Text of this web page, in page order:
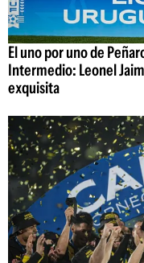
El uno por uno de
Intermedio: Leonel
exquisita